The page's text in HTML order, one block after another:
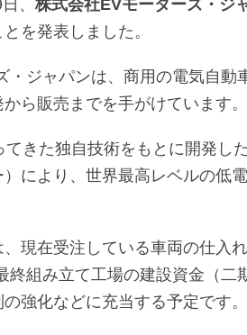
、 株式会社EVモーターズ・ジ
を発表しました。
・ジャパンは、商用の電気自
ら販売までを手がけています。
てきた独自技術をもとに開発し
）により、世界最高レベルの低
現在受注している車両の仕入
終組み立て工場の建設資金（二
強化などに充当する予定です。